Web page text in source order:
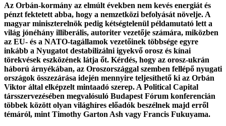
Az Orbán-kormány az elmúlt években nem kevés energiát és
pénzt fektetett abba, hogy a nemzetközi befolyását növelje. A
magyar miniszterelnök pedig kétségtelenül példamutató lett a
világ jónéhány illiberális, autoriter vezetője számára, miközben
az EU- és a NATO-tagállamok vezetőinek többsége egyre
inkább a Nyugatot destabilizálni igyekvő orosz és kínai
törekvések eszközének látja őt. Kérdés, hogy az orosz-ukrán
háború árnyékában, az Oroszországgal szemben fellépő nyugati
országok összezárása idején mennyire teljesíthető ki az Orbán
Viktor által elképzelt mintaadó szerep. A Political Capital
társszervezésében megvalósuló Budapest Fórum konferencián
többek között olyan világhíres előadók beszélnek majd erről
témáról, mint Timothy Garton Ash vagy Francis Fukuyama.